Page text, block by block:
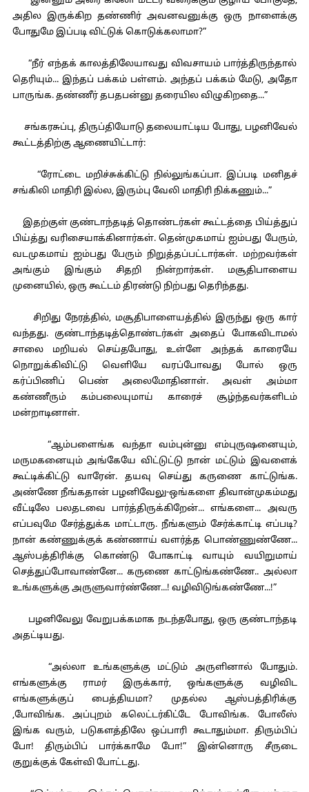
அதில இருக்கிற தண்ணிர் அவனவனுக்கு ஒரு நாளைக்கு
போதுமே இப்படி விட்டுக் கொடுக்கலாமா?”
“நீர் எந்தக் காலத்திலேயாவது விவசாயம் பார்த்திருந்தால்
தெரியும்... இந்தப் பக்கம் பள்ளம். அந்தப் பக்கம் மேடு, அதோ
பாருங்க. தண்ணீர் தபதபன்னு தரையில விழுகிறதை...”
சங்கரசுப்பு, திருப்தியோடு தலையாட்டிய போது, பழனிவேல்
கூட்டத்திற்கு ஆணையிட்டார்:
“ரோட்டை மறிச்சுக்கிட்டு நில்லுங்கப்பா. இப்படி மனிதச்
சங்கிலி மாதிரி இல்ல, இரும்பு வேலி மாதிரி நிக்கணும்...”
இதற்குள் குண்டாந்தடித் தொண்டர்கள் கூட்டத்தை பிய்த்துப்
பிய்த்து வரிசையாக்கினார்கள். தென்முகமாய் ஐம்பது பேரும்,
வடமுகமாய் ஐம்பது பேரும் நிறுத்தப்பட்டார்கள். மற்றவர்கள்
அங்கும் இங்கும் சிதறி நின்றார்கள். மசூதிபாளைய
முனையில், ஒரு கூட்டம் திரண்டு நிற்பது தெரிந்தது.
சிறிது நேரத்தில், மசூதிபாளையத்தில் இருந்து ஒரு கார்
வந்தது. குண்டாந்தடித்தொண்டர்கள் அதைப் போகவிடாமல்
சாலை மறியல் செய்தபோது, உள்ளே அந்தக் காரையே
நொறுக்கிவிட்டு வெளியே வரப்போவது போல் ஒரு
கர்ப்பிணிப் பெண் அலைமோதினாள். அவள் அம்மா
கண்ணீரும் கம்பலையுமாய் காரைச் சூழ்ந்தவர்களிடம்
மன்றாடினாள்.
“ஆம்பளைங்க வந்தா வம்புன்னு எம்புருஷனையும்,
மருமகனையும் அங்கேயே விட்டுட்டு நான் மட்டும் இவளைக்
கூட்டிக்கிட்டு வாரேன். தயவு செய்து கருணை காட்டுங்க.
அண்ணே நீங்கதான் பழனிவேலு-ஒங்களை திவான்முகம்மது
வீட்டிலே பலதடவை பார்த்திருக்கிறேன்... எங்களை... அவரு
எப்பவுமே சேர்த்துக்க மாட்டாரு. நீங்களும் சேர்க்காட்டி எப்படி?
நான் கண்ணுக்குக் கண்ணாய் வளர்த்த பொண்ணுண்ணே...
ஆஸ்பத்திரிக்கு கொண்டு போகாட்டி வாயும் வயிறுமாய்
செத்துப்போவாண்னே... கருணை காட்டுங்கண்ணே.. அல்லா
உங்களுக்கு அருளுவார்ண்ணே...! வழிவிடுங்கண்ணே...!”
பழனிவேலு வேறுபக்கமாக நடந்தபோது, ஒரு குண்டாந்தடி
அதட்டியது.
“அல்லா உங்களுக்கு மட்டும் அருளினால் போதும்.
எங்களுக்கு ராமர் இருக்கார், ஒங்களுக்கு வழிவிட
எங்களுக்குப் பைத்தியமா? முதல்ல ஆஸ்பத்திரிக்கு
,போவிங்க. அப்புறம் கலெட்டர்கிட்டே போவிங்க. போலீஸ்
இங்க வரும், படுகளத்திலே ஒப்பாரி கூடாதும்மா. திரும்பிப்
போ! திரும்பிப் பார்க்காமே போ!” இன்னொரு சீருடை
குறுக்குக் கேள்வி போட்டது.